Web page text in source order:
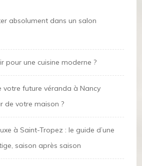
absolument dans un salon
pour une cuisine moderne ?
votre future véranda à Nancy
de votre maison ?
à Saint-Tropez : le guide d’une
saison après saison